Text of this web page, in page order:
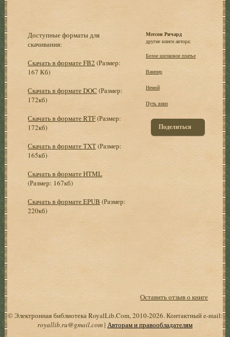
Доступные форматы для
скачивания:
Скачать в формате FB2 (Размер:
167 Кб)
Скачать в формате DOC (Размер:
172кб)
Скачать в формате RTF(Размер:
172кб)
Скачать в формате TXT(Размер:
165кб)
Скачать в формате HTML
(Размер: 167кб)
Скачать в формате EPUB (Размер:
220кб)
Мэтсон Ричард
другие книги автора:
Белое шелковое платье
Вампир
Немой
Путь вниз
Поделиться
Оставить отзыв о книге
© Электронная библиотека RoyalLib.Com, 2010-2026. Контактный e-mail:
royallib.ru@gmail.com| Авторам и правообладателям